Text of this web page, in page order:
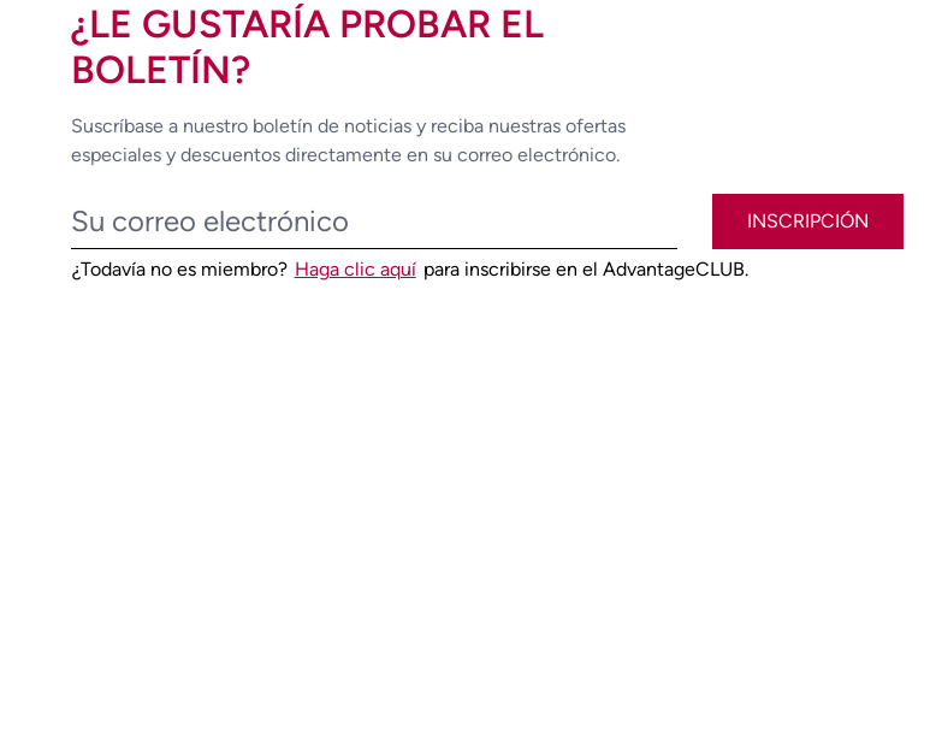
¿LE GUSTARÍA PROBAR EL
BOLETÍN?
Suscríbase a nuestro boletín de noticias y reciba nuestras ofertas
especiales y descuentos directamente en su correo electrónico.
INSCRIPCIÓN
¿Todavía no es miembro? Haga clic aquí para inscribirse en el AdvantageCLUB.